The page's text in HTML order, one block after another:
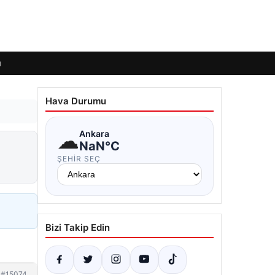
Hava Durumu
☁Ankara
NaN°C
ŞEHIR SEÇ
Bizi Takip Edin